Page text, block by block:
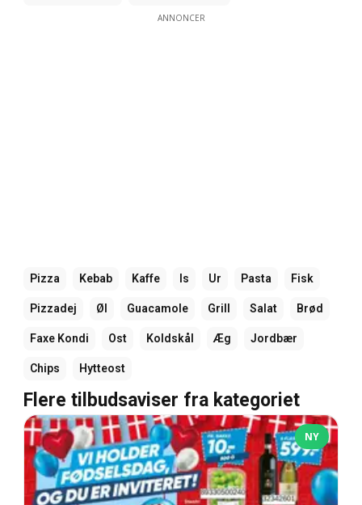
ANNONCER
Pizza Kebab Kaffe Is Ur Pasta Fisk
Pizzadej Øl Guacamole Grill Salat Brød
Faxe Kondi Ost Koldskål Æg Jordbær
Chips Hytteost
Flere tilbudsaviser fra kategoriet
NY